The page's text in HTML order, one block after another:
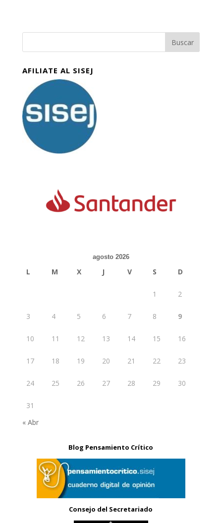
AFILIATE AL SISEJ
agosto 2026
L M X J V S D
1 2
3 4 5 6 7 8 9
10 11 12 13 14 15 16
17 18 19 20 21 22 23
24 25 26 27 28 29 30
31
« Abr
Blog Pensamiento Crítico
Consejo del Secretariado